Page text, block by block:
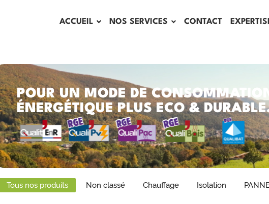
ACCUEIL NOS SERVICES CONTACT
POUR UN MODE DE CONSOMMATION
ÉNERGÉTIQUE PLUS ECO &
Tous nos produits Non classé Chauffage Isolation